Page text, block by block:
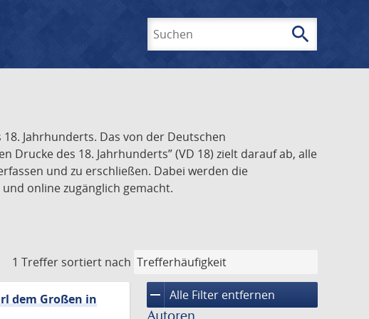
search
Jahrhunderts. Das von der Deutschen
des 18. Jahrhunderts” (VD 18) zielt darauf ab, alle
und zu erschließen. Dabei werden die
online zugänglich gemacht.
1 Treffer sortiert nach
remove Alle Filter entfernen
dem Großen in